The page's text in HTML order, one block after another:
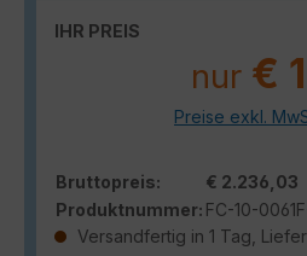
IHR PREIS
nur €
Preise exkl.
Bruttopreis:
€ 2.236,03
Produktnummer: FC-10-
Versandfertig in 1 Tag,